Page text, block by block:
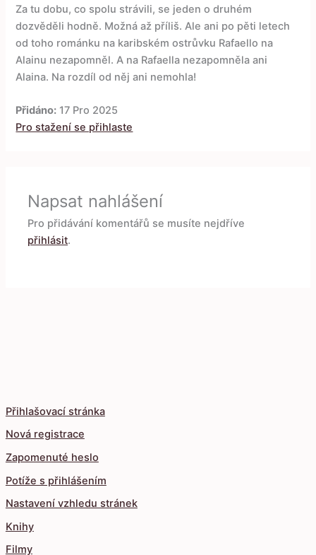
Přihlašovací stránka
Nová registrace
Zapomenuté heslo
Potíže s přihlášením
Nastavení vzhledu stránek
Knihy
Filmy
Za tu dobu, co spolu strávili, se jeden o druhém
dozvěděli hodně. Možná až příliš. Ale ani po pěti letech
od toho románku na karibském ostrůvku Rafaello na
Alainu nezapomněl. A na Rafaella nezapomněla ani
Alaina. Na rozdíl od něj ani nemohla!
Přidáno: 17 Pro 2025
Pro stažení se přihlaste
Napsat nahlášení
Pro přidávání komentářů se musíte nejdříve
přihlásit.